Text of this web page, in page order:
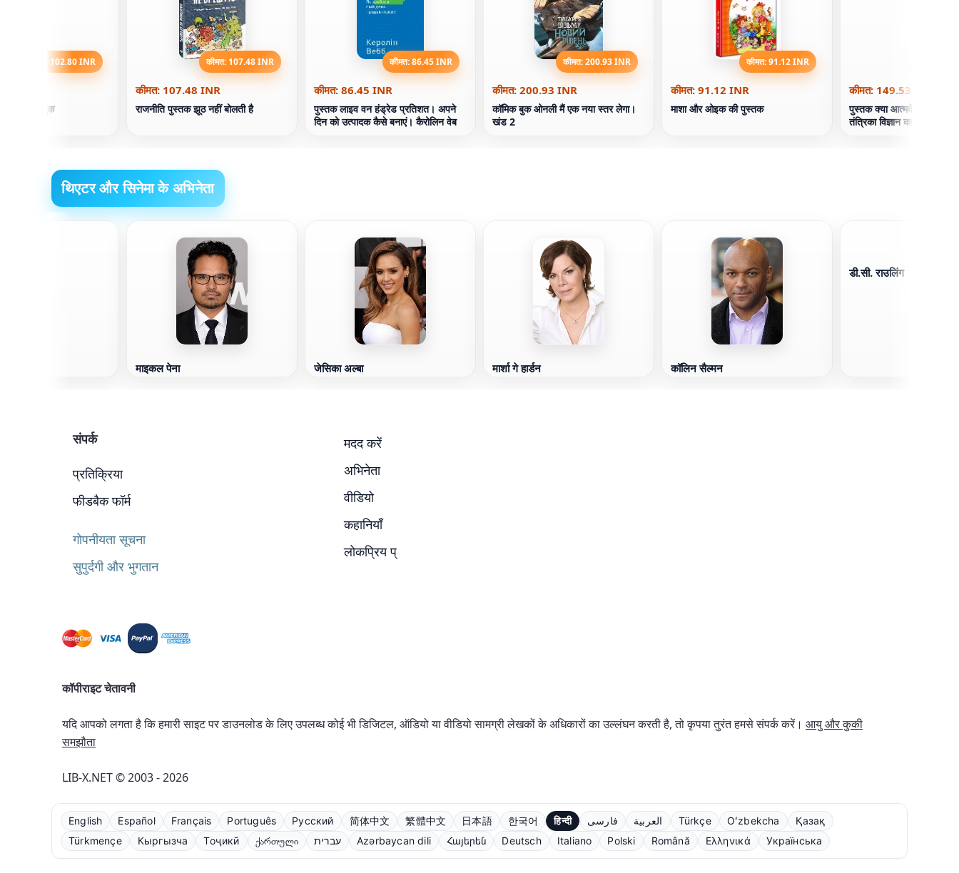
कीमत: 102.80 INR
द बिग बुक
कीमत: 107.48 INR
कीमत: 107.48 INR
राजनीति पुस्तक झूठ नहीं बोलती है
कीमत: 86.45 INR
कीमत: 86.45 INR
पुस्तक लाइव वन हंड्रेड प्रतिशत। अपने
दिन को उत्पादक कैसे बनाएं। कैरोलिन वेब
कीमत: 200.93 INR
कीमत: 200.93 INR
कॉमिक बुक ओनली मैं एक नया स्तर लेगा।
खंड 2
कीमत: 91.12 INR
कीमत: 91.12 INR
माशा और ओइक की पुस्तक
कीमत: 149.53 INR
पुस्तक क्या आत्मकेंद्रित
तंत्रिका विज्ञान का भविष्य।
थिएटर और सिनेमा के अभिनेता
माइकल पेना जेसिका अल्बा मार्शा गे हार्डन कॉलिन सैल्मन
डी.सी. राउलिंग
संपर्क
प्रतिक्रिया
फीडबैक फॉर्म
गोपनीयता सूचना
सुपुर्दगी और भुगतान
मदद करें
अभिनेता
वीडियो
कहानियाँ
लोकप्रिय प्
कॉपीराइट चेतावनी
यदि आपको लगता है कि हमारी साइट पर डाउनलोड के लिए उपलब्ध कोई भी डिजिटल, ऑडियो या वीडियो सामग्री लेखकों के अधिकारों का उल्लंघन करती है, तो कृपया तुरंत हमसे संपर्क करें। आयु और कुकी
समझौता
LIB-X.NET © 2003 - 2026
English Español Français Português Русский 简体中文 繁體中文 日本語 한국어 हिन्दी فارسی العربية Türkçe Oʻzbekcha
Қазақ
Türkmençe
Кыргызча Тоҷикӣ ქართული עברית Azərbaycan dili Հայերեն Deutsch Italiano Polski Română Ελληνικά Українська